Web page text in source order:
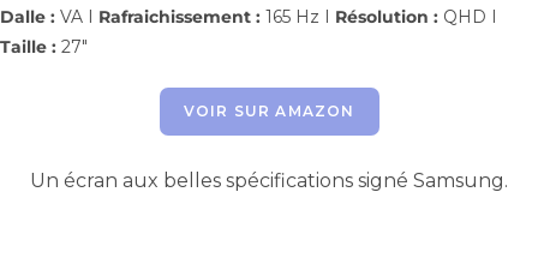
Dalle : VA I Rafraichissement : 165 Hz I Résolution : QHD I
Taille : 27″
VOIR SUR AMAZON
Un écran aux belles spécifications signé Samsung.